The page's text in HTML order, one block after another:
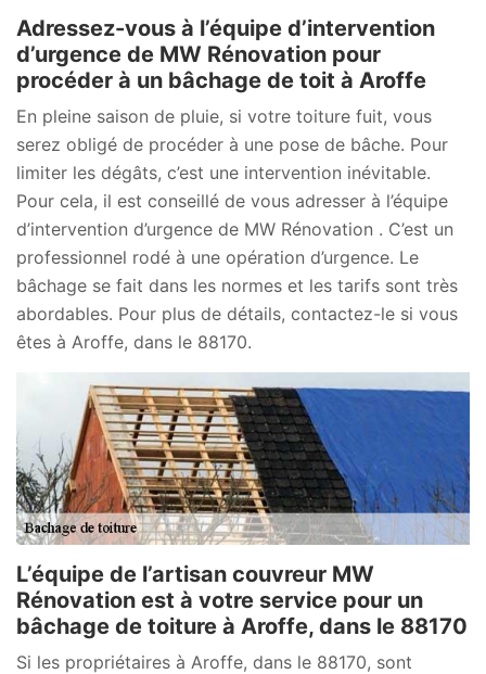
Adressez-vous à l’équipe d’intervention
d’urgence de MW Rénovation pour
procéder à un bâchage de toit à Aroffe
En pleine saison de pluie, si votre toiture fuit, vous
serez obligé de procéder à une pose de bâche. Pour
limiter les dégâts, c’est une intervention inévitable.
Pour cela, il est conseillé de vous adresser à l’équipe
d’intervention d’urgence de MW Rénovation . C’est un
professionnel rodé à une opération d’urgence. Le
bâchage se fait dans les normes et les tarifs sont très
abordables. Pour plus de détails, contactez-le si vous
êtes à Aroffe, dans le 88170.
L’équipe de l’artisan couvreur MW
Rénovation est à votre service pour un
bâchage de toiture à Aroffe, dans le 88170
Si les propriétaires à Aroffe, dans le 88170, sont